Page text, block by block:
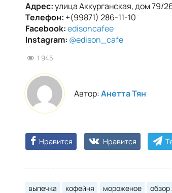
Адрес:улица Аккурганская, дом 79/
Телефон: +(99871) 286-11-10
Facebook:edisoncafee
Instagram: @edison_cafe
1 945
Автор:Анетта Тян
Нравится Нравится
выпечка кофейня мороженое обзор